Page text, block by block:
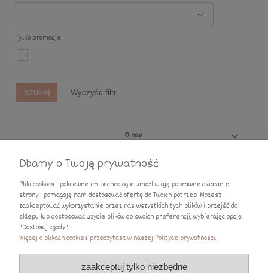
Tylko promocje
szukaj Wyczyść filtr
O nas
Ciekawostki
Moje konto
Informacje
Dbamy o Twoją prywatność
Pliki cookies i pokrewne im technologie umożliwiają poprawne działanie
strony i pomagają nam dostosować ofertę do Twoich potrzeb. Możesz
zaakceptować wykorzystanie przez nas wszystkich tych plików i przejść do
sklepu lub dostosować użycie plików do swoich preferencji, wybierając opcję
"Dostosuj zgody".
Więcej o plikach cookies przeczytasz w naszej Polityce prywatności.
zaakceptuj tylko niezbędne